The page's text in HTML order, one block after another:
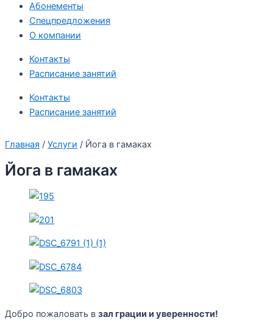
Абонементы
Спецпредложения
О компании
Контакты
Расписание занятий
Контакты
Расписание занятий
Главная / Услуги / Йога в гамаках
Йога в гамаках
Добро пожаловать в зал грации и уверенности!